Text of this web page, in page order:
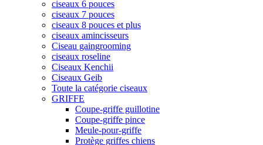
ciseaux 6 pouces
ciseaux 7 pouces
ciseaux 8 pouces et plus
ciseaux amincisseurs
Ciseau gaingrooming
ciseaux roseline
Ciseaux Kenchii
Ciseaux Geib
Toute la catégorie ciseaux
GRIFFE
Coupe-griffe guillotine
Coupe-griffe pince
Meule-pour-griffe
Protège griffes chiens